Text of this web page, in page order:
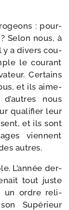
: pour­
Selon nous, à
y a divers cou­
le cou­rant
Certains
et ils aime­
nous
qua­li­fier leur
et ils sont
viennent
autres.
L’année der­
tout juste
un ordre reli­
Supérieur